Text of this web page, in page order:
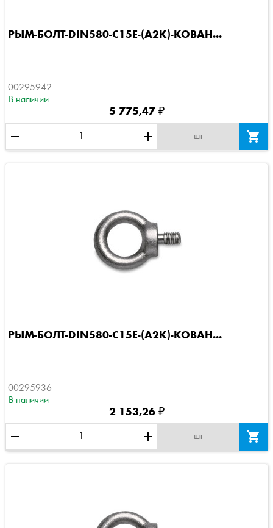
РЫМ-БОЛТ-DIN580-C15E-(A2K)-КОВАН...
00295942
В наличии
5 775,47 ₽
remove add шт 
РЫМ-БОЛТ-DIN580-C15E-(A2K)-КОВАН...
00295936
В наличии
2 153,26 ₽
remove add шт 